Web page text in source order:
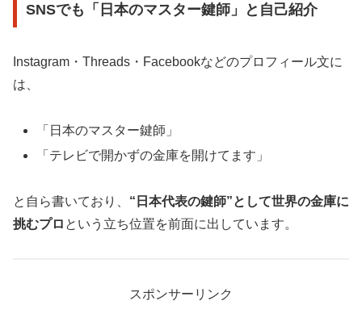
SNSでも「日本のマスター鍵師」と自己紹介
Instagram・Threads・Facebookなどのプロフィール文に
は、
「日本のマスター鍵師」
「テレビで開かずの金庫を開けてます」
と自ら書いており、 “日本代表の鍵師”として世界の金庫に
挑むプロ という立ち位置を前面に出しています。
スポンサーリンク